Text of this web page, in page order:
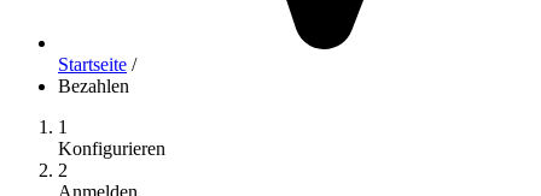
Startseite /
Bezahlen
1
Konfigurieren
2